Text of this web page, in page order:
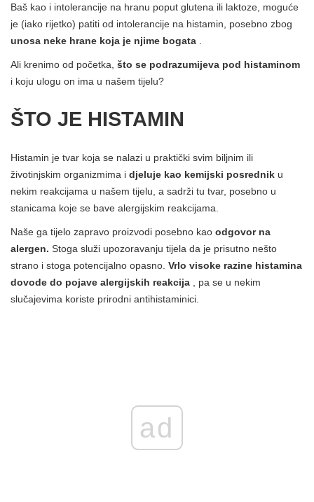
Baš kao i intolerancije na hranu poput glutena ili laktoze, moguće
je (iako rijetko) patiti od intolerancije na histamin, posebno zbog
unosa neke hrane koja je njime bogata
Ali krenimo od početka, što se podrazumijeva pod histaminom
i koju ulogu on ima u našem tijelu?
ŠTO JE HISTAMIN
Histamin je tvar koja se nalazi u praktički svim biljnim ili
životinjskim organizmima i djeluje kao kemijski posrednik u
nekim reakcijama u našem tijelu, a sadrži tu tvar, posebno u
stanicama koje se bave alergijskim reakcijama.
Naše ga tijelo zapravo proizvodi posebno kao odgovor na
alergen. Stoga služi upozoravanju tijela da je prisutno nešto
strano i stoga potencijalno opasno. Vrlo visoke razine histamina
dovode do pojave alergijskih reakcija , pa se u nekim
slučajevima koriste prirodni antihistaminici.
ad